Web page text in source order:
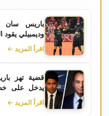
باريس سان
وديمبيلي يقود
اقرأ المزيد ←
قضية تهز
يدخل على
باريس سان
اقرأ المزيد ←